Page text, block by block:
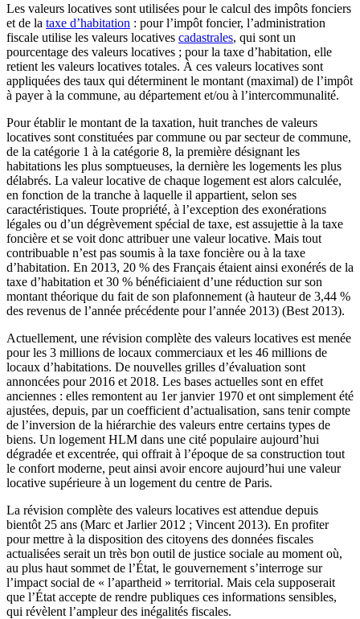
Les valeurs locatives sont utilisées pour le calcul des impôts fonciers
et de la taxe d’habitation : pour l’impôt foncier, l’administration
fiscale utilise les valeurs locatives cadastrales, qui sont un
pourcentage des valeurs locatives ; pour la taxe d’habitation, elle
retient les valeurs locatives totales. À ces valeurs locatives sont
appliquées des taux qui déterminent le montant (maximal) de l’impôt
à payer à la commune, au département et/ou à l’intercommunalité.
Pour établir le montant de la taxation, huit tranches de valeurs
locatives sont constituées par commune ou par secteur de commune,
de la catégorie 1 à la catégorie 8, la première désignant les
habitations les plus somptueuses, la dernière les logements les plus
délabrés. La valeur locative de chaque logement est alors calculée,
en fonction de la tranche à laquelle il appartient, selon ses
caractéristiques. Toute propriété, à l’exception des exonérations
légales ou d’un dégrèvement spécial de taxe, est assujettie à la taxe
foncière et se voit donc attribuer une valeur locative. Mais tout
contribuable n’est pas soumis à la taxe foncière ou à la taxe
d’habitation. En 2013, 20 % des Français étaient ainsi exonérés de la
taxe d’habitation et 30 % bénéficiaient d’une réduction sur son
montant théorique du fait de son plafonnement (à hauteur de 3,44 %
des revenus de l’année précédente pour l’année 2013) (Best 2013).
Actuellement, une révision complète des valeurs locatives est menée
pour les 3 millions de locaux commerciaux et les 46 millions de
locaux d’habitations. De nouvelles grilles d’évaluation sont
annoncées pour 2016 et 2018. Les bases actuelles sont en effet
anciennes : elles remontent au 1er janvier 1970 et ont simplement été
ajustées, depuis, par un coefficient d’actualisation, sans tenir compte
de l’inversion de la hiérarchie des valeurs entre certains types de
biens. Un logement HLM dans une cité populaire aujourd’hui
dégradée et excentrée, qui offrait à l’époque de sa construction tout
le confort moderne, peut ainsi avoir encore aujourd’hui une valeur
locative supérieure à un logement du centre de Paris.
La révision complète des valeurs locatives est attendue depuis
bientôt 25 ans (Marc et Jarlier 2012 ; Vincent 2013). En profiter
pour mettre à la disposition des citoyens des données fiscales
actualisées serait un très bon outil de justice sociale au moment où,
au plus haut sommet de l’État, le gouvernement s’interroge sur
l’impact social de « l’apartheid » territorial. Mais cela supposerait
que l’État accepte de rendre publiques ces informations sensibles,
qui révèlent l’ampleur des inégalités fiscales.